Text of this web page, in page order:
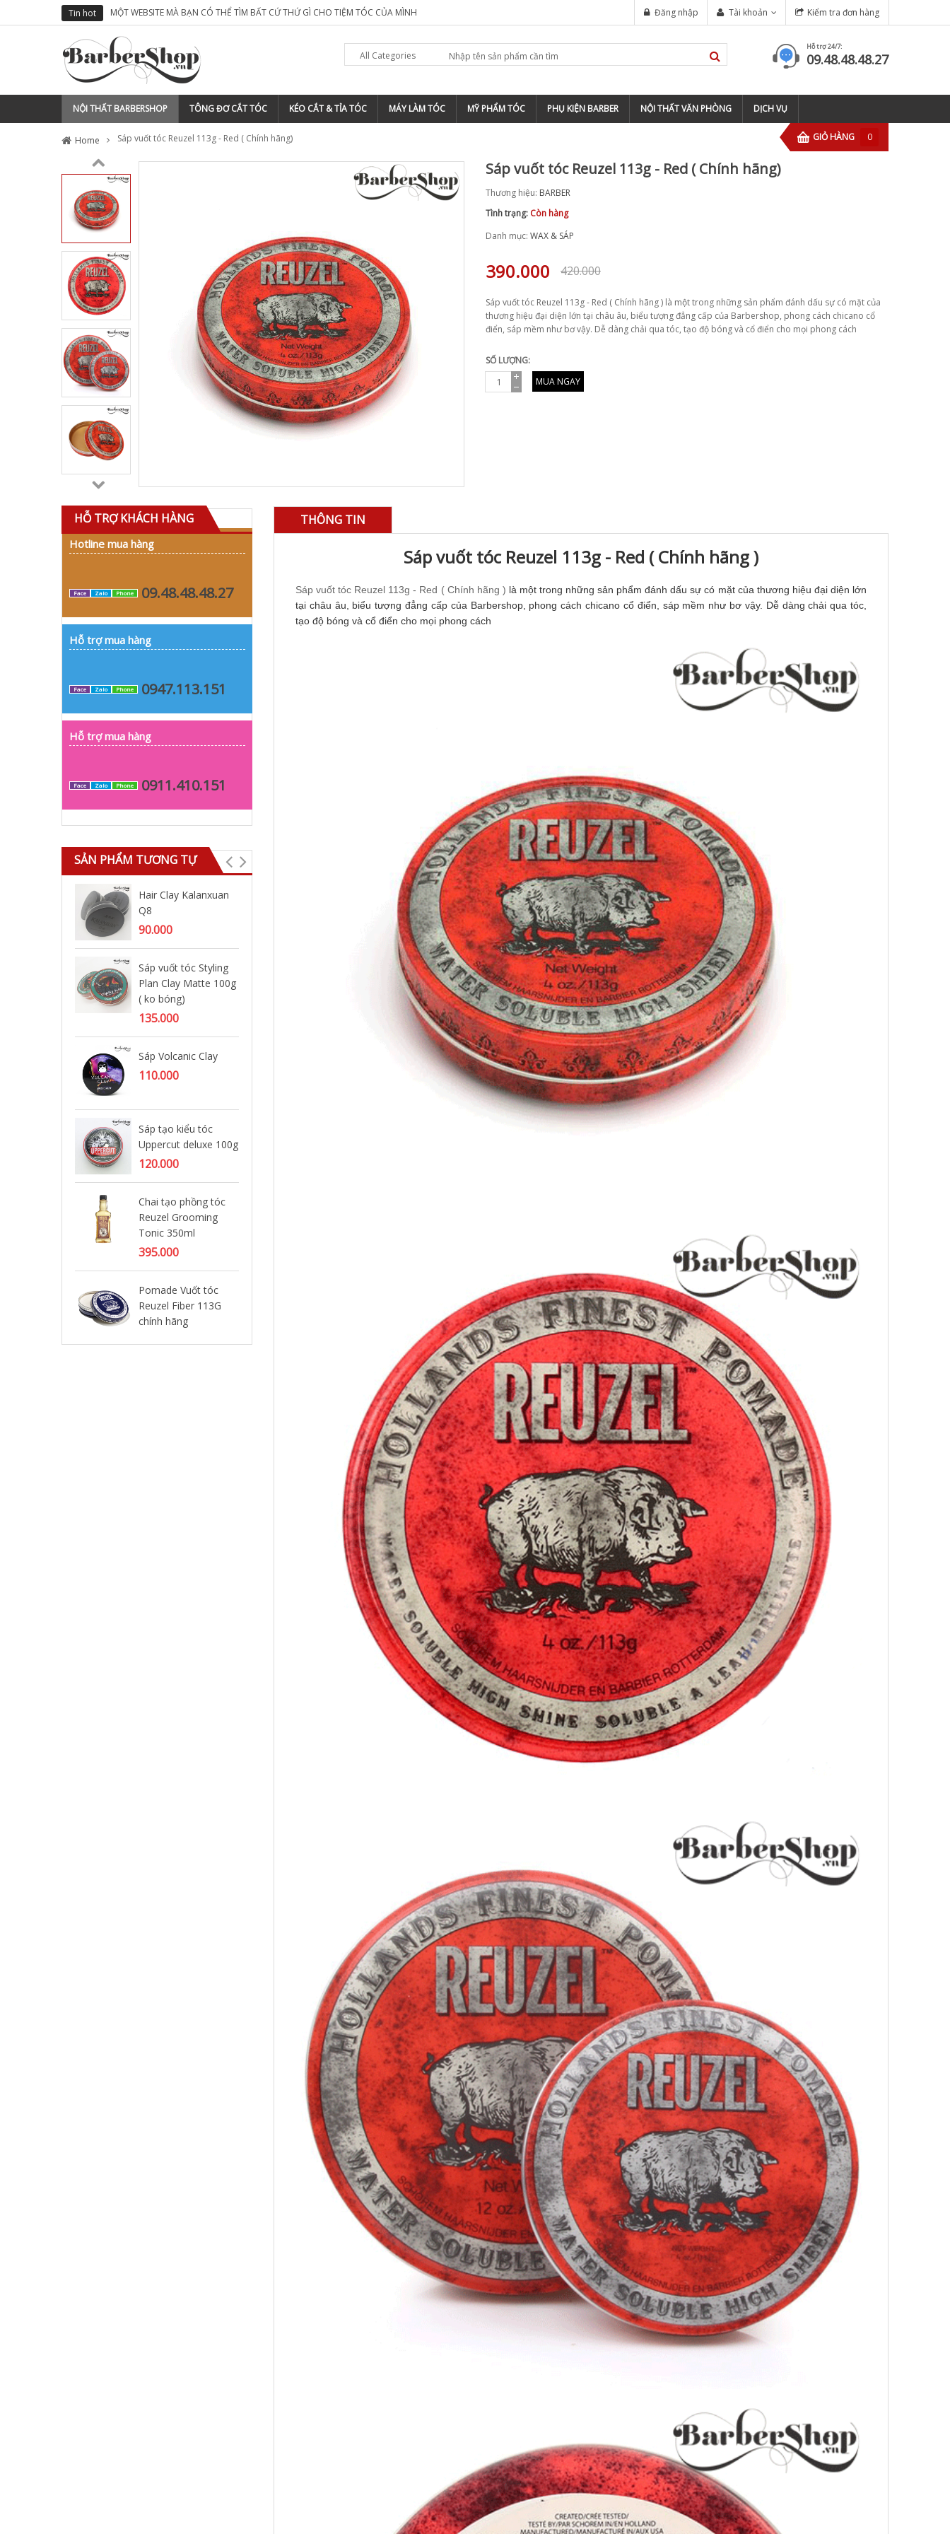
Tin hot MỘT WEBSITE MÀ BẠN CÓ THỂ TÌM BẤT CỨ THỨ GÌ CHO TIỆM TÓC CỦA MÌNH TẠI SAO NÊN ĐĂNG KÝ THƯƠNG HIỆU CHO BARBERSHOP TIỆM TÓC ? TOP 5 ĐỊA CHỈ ĐÀO TẠO
Kiểm tra đơn hàng
Tài khoản
Đăng nhập
All Categories
Hỗ trợ 24/7:
09.48.48.48.27
NỘI THẤT BARBERSHOP TÔNG ĐƠ CẮT TÓC KÉO CẮT & TỈA TÓC MÁY LÀM TÓC MỸ PHẨM TÓC PHỤ KIỆN BARBER NỘI THẤT VĂN PHÒNG DỊCH VỤ
GIỎ HÀNG 0
Home Sáp vuốt tóc Reuzel 113g - Red ( Chính hãng)
Sáp vuốt tóc Reuzel 113g - Red ( Chính hãng)
Thương hiệu: BARBER
Tình trạng: Còn hàng
Danh mục: WAX & SÁP
420.000
390.000
Sáp vuốt tóc Reuzel 113g - Red ( Chính hãng ) là một trong những sản phẩm đánh dấu sự có mặt của
thương hiệu đại diện lớn tại châu âu, biểu tượng đẳng cấp của Barbershop, phong cách chicano cổ
điển, sáp mềm như bơ vậy. Dễ dàng chải qua tóc, tạo độ bóng và cổ điển cho mọi phong cách
SỐ LƯỢNG:
MUA NGAY
HỖ TRỢ KHÁCH HÀNG
Hotline mua hàng
Face Zalo Phone 09.48.48.48.27
Hỗ trợ mua hàng
Face Zalo Phone 0947.113.151
Hỗ trợ mua hàng
Face Zalo Phone 0911.410.151
SẢN PHẨM TƯƠNG TỰ
Hair Clay Kalanxuan
Q8
90.000
Sáp vuốt tóc Styling
Plan Clay Matte 100g
( ko bóng)
135.000
Sáp Volcanic Clay
110.000
Sáp tạo kiểu tóc
Uppercut deluxe 100g
120.000
Chai tạo phồng tóc
Reuzel Grooming
Tonic 350ml
395.000
Pomade Vuốt tóc
Reuzel Fiber 113G
chính hãng
420.000
Wax tạo kiểu Colmav
THÔNG TIN
Sáp vuốt tóc Reuzel 113g - Red ( Chính hãng )
Sáp vuốt tóc Reuzel 113g - Red ( Chính hãng ) là một trong những sản phẩm đánh dấu sự có mặt của thương hiệu đại diện lớn
tại châu âu, biểu tượng đẳng cấp của Barbershop, phong cách chicano cổ điển, sáp mềm như bơ vậy. Dễ dàng chải qua tóc,
tạo độ bóng và cổ điển cho mọi phong cách